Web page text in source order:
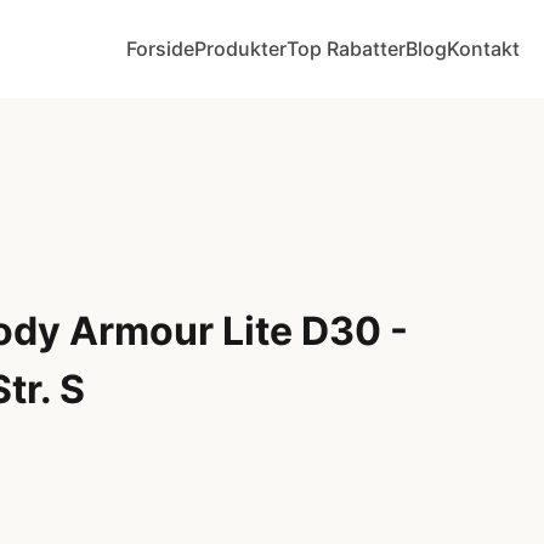
ForsideProdukterTop RabatterBlogKontakt
Armour Lite D30 -
S